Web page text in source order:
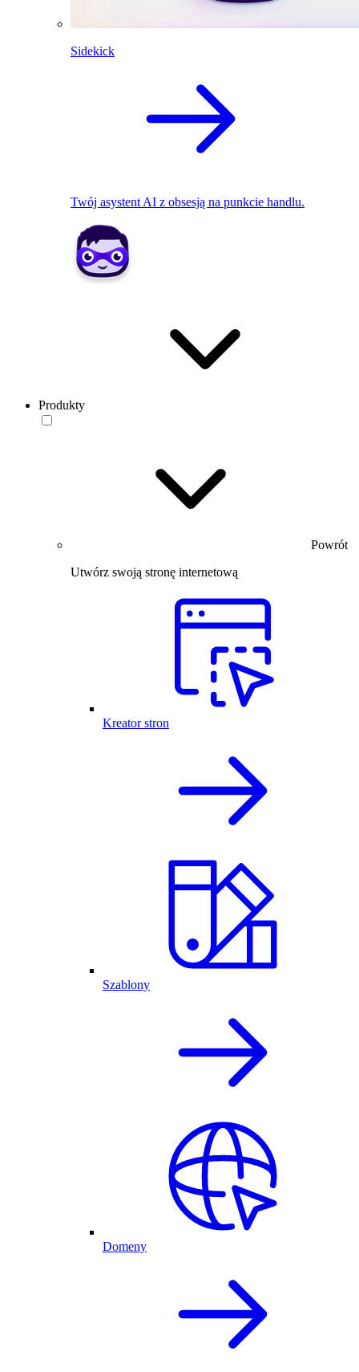
Sidekick
Twój asystent AI z obsesją na punkcie handlu.
Produkty
Powrót
Utwórz swoją stronę internetową
Kreator stron
Szablony
Domeny